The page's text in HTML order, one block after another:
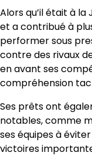
Alors qu’il était à la
et a contribué à
performer sous
contre des rivaux
en avant ses
compréhension
Ses prêts ont
notables, comme
ses équipes à
victoires